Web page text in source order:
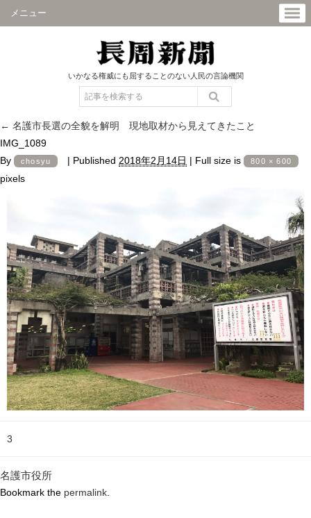
メニュー
いかなる権威にも屈することのない人民の言論機関
← 名護市長選の全貌を解明 現地取材から見えてきたこと
IMG_1089
By
chosyu | Published 2018年2月14日 | Full size is 800 × 600
pixels
3
名護市役所
Bookmark the permalink